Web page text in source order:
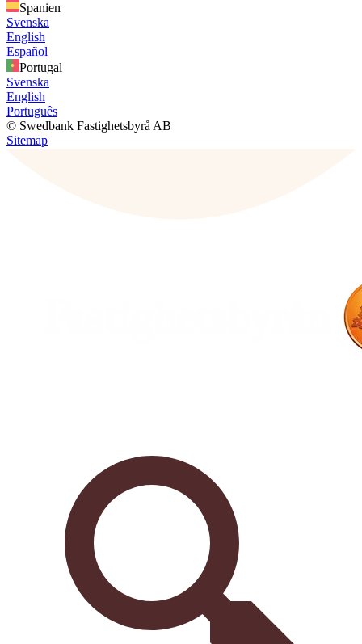
Spanien
Svenska
English
Español
Portugal
Svenska
English
Português
© Swedbank Fastighetsbyrå AB
Sitemap